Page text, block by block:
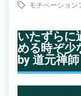
モチベーション
いたずらに
める時ぞ少
by 道元禅師